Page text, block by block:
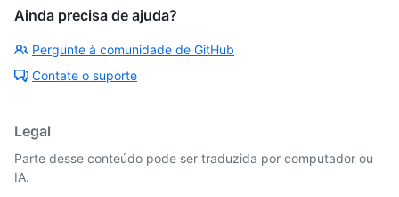
Ainda precisa de ajuda?
Pergunte à comunidade de GitHub
Contate o suporte
Legal
Parte desse conteúdo pode ser traduzida por computador ou
IA.